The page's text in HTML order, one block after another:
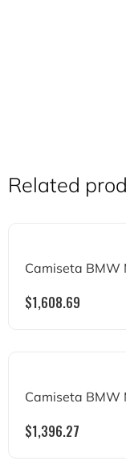
Related
Camiseta BMW
$1,608.69
Camiseta BMW
$1,396.27